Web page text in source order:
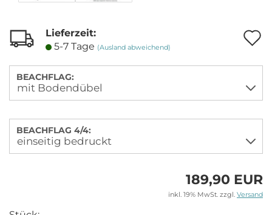
Lieferzeit:
5-7 Tage (Ausland abweichend)
BEACHFLAG:
BEACHFLAG 4/4:
189,90 EUR
inkl. 19% MwSt. zzgl. Versand